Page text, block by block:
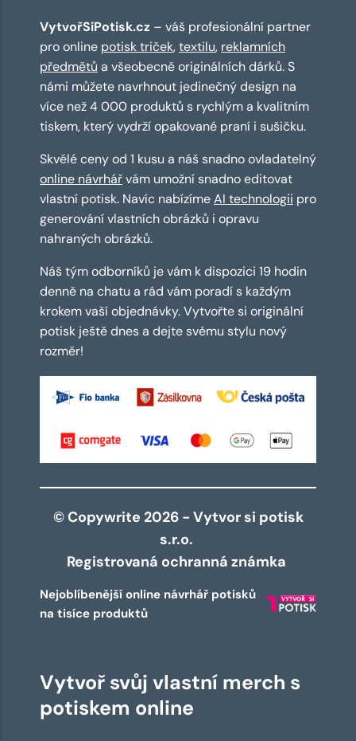
VytvořSiPotisk.cz – váš profesionální partner
pro online potisk triček,textilu, reklamních
předmětů a všeobecně originálních dárků. S
námi můžete navrhnout jedinečný design na
více než 4 000 produktů s rychlým a kvalitním
tiskem, který vydrží opakované praní i sušičku.
Skvělé ceny od 1 kusu a náš snadno ovladatelný
online návrhářvám umožní snadno editovat
vlastní potisk. Navíc nabízímeAI technologii pro
generování vlastních obrázků i opravu
nahraných obrázků.
Náš tým odborníků je vám k dispozici 19 hodin
denně na chatu a rád vám poradí s každým
krokem vaší objednávky. Vytvořte si originální
potisk ještě dnes a dejte svému stylu nový
rozměr!
© Copywrite 2026 - Vytvor si potisk
s.r.o.
Registrovaná ochranná známka
Nejoblíbenější online návrhář potisků
na tisíce produktů
Vytvoř svůj vlastní merch s
potiskem online